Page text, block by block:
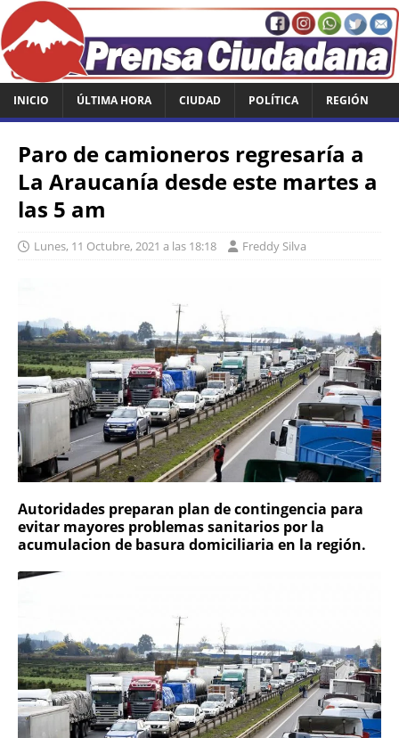
INICIO ÚLTIMA HORA CIUDAD POLÍTICA REGIÓN
Paro de camioneros regresaría a
La Araucanía desde este martes a
las 5 am
Lunes, 11 Octubre, 2021 a las 18:18 Freddy Silva
Autoridades preparan plan de contingencia para
evitar mayores problemas sanitarios por la
acumulacion de basura domiciliaria en la región.